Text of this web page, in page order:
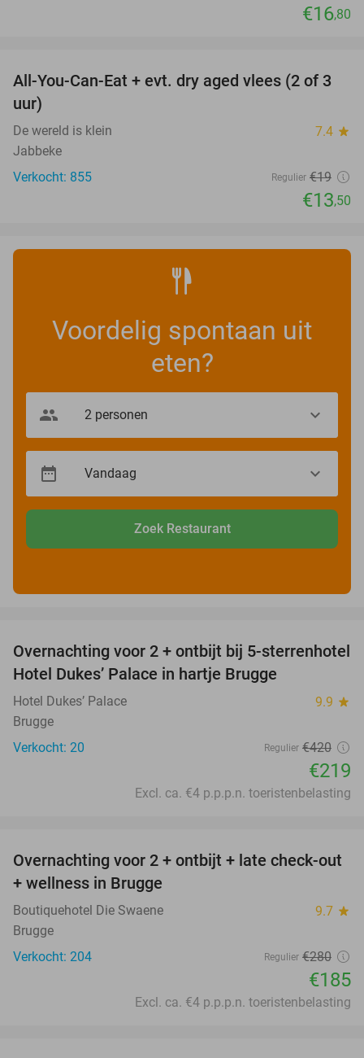
€16,80
29%
All-You-Can-Eat + evt. dry aged vlees (2 of 3
uur)
De wereld is klein 7.4 star
Jabbeke
Verkocht: 855
Regulier €19
€13,50
Voordelig spontaan uit
eten?
Zoek Restaurant
48%
Overnachting voor 2 + ontbijt bij 5-sterrenhotel
Hotel Dukes’ Palace in hartje Brugge
Hotel Dukes’ Palace 9.9 star
Brugge
Verkocht: 20
Regulier €420
€219
Excl. ca. €4 p.p.p.n. toeristenbelasting
34%
Overnachting voor 2 + ontbijt + late check-out
+ wellness in Brugge
Boutiquehotel Die Swaene 9.7 star
Brugge
Verkocht: 204
Regulier €280
€185
Excl. ca. €4 p.p.p.n. toeristenbelasting